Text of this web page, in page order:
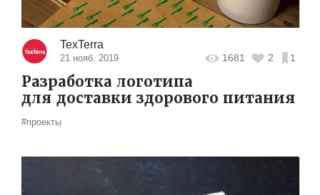
TexTerra
21 нояб. 2019 1681 2 1
Разработка логотипа
для доставки здорового питания
#проекты